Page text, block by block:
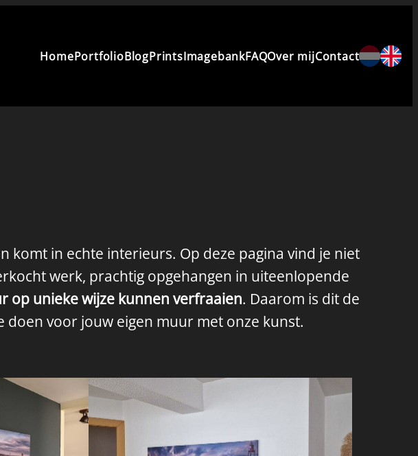
HomePortfolioBlogPrintsImagebankFAQOver mijContact
komt in echte interieurs. Op deze pagina vind je niet
werk, prachtig opgehangen in uiteenlopende
op unieke wijze kunnen verfraaien. Daarom is dit de
voor jouw eigen muur met onze kunst.